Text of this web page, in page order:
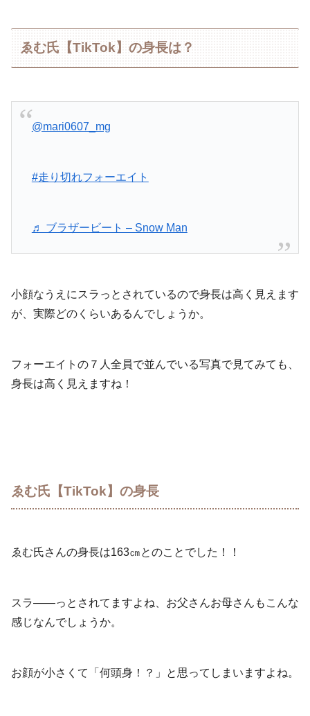
ゑむ氏【TikTok】の身長は？
@mari0607_mg
#走り切れフォーエイト
♬ ブラザービート – Snow Man
小顔なうえにスラっとされているので身長は高く見えます
が、実際どのくらいあるんでしょうか。
フォーエイトの７人全員で並んでいる写真で見てみても、
身長は高く見えますね！
ゑむ氏【TikTok】の身長
ゑむ氏さんの身長は163㎝とのことでした！！
スラ――っとされてますよね、お父さんお母さんもこんな
感じなんでしょうか。
お顔が小さくて「何頭身！？」と思ってしまいますよね。